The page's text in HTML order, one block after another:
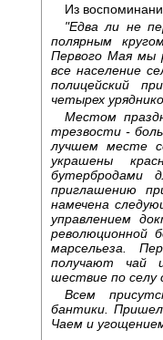
Из
"Едва ли не
полярным
Первого Мая мы
все население
полицейский
четырех
Местом
трезвости -
лучшем месте
украшены
бутербродами
приглашению
намечена
управлением
революционной
марсельеза.
получают чай
шествие по селу
Всем
бантики.
Чаем и